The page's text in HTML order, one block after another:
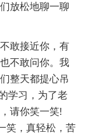
放松地聊一聊
敢接近你，有
不敢问你。我
整天都提心吊
学习，为了老
请你笑一笑!
笑，真轻松，苦